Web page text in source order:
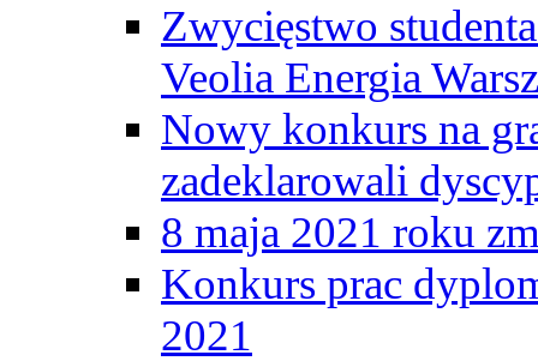
Zwycięstwo
Veolia Energia
Nowy konkurs na
zadeklarowali
8 maja 2021 roku
Konkurs prac
2021